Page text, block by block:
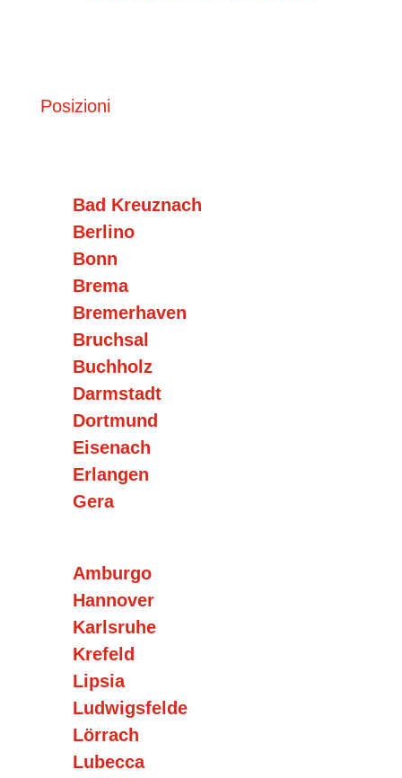
Posizioni
Bad Kreuznach
Berlino
Bonn
Brema
Bremerhaven
Bruchsal
Buchholz
Darmstadt
Dortmund
Eisenach
Erlangen
Gera
Amburgo
Hannover
Karlsruhe
Krefeld
Lipsia
Ludwigsfelde
Lörrach
Lubecca